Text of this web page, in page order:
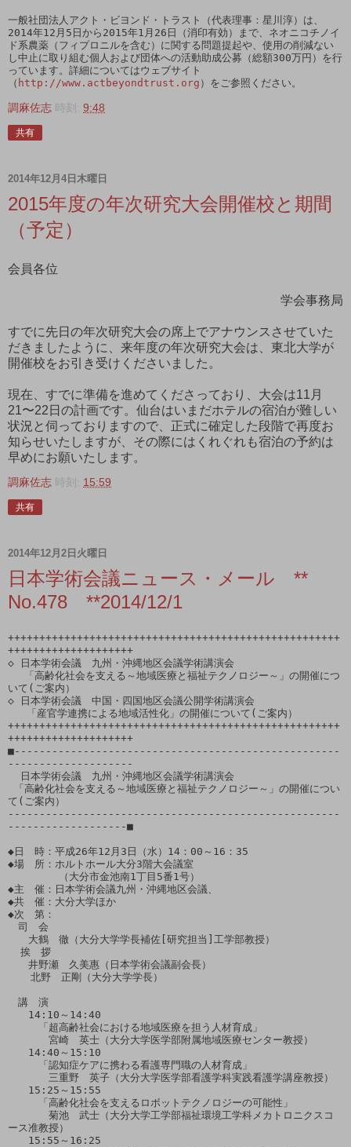
一般社団法人アクト・ビヨンド・トラスト（代表理事：星川淳）は、
2014年12月5日から2015年1月26日（消印有効）まで、ネオニコチノイ
ド系農薬（フィプロニルを含む）に関する問題提起や、使用の削減ない
し中止に取り組む個人および団体への活動助成公募（総額300万円）を行
っています。詳細についてはウェブサイト
（ http://www.actbeyondtrust.org ）をご参照ください。
調麻佐志 時刻: 9:48
共有
2014年12月4日木曜日
2015年度の年次研究大会開催校と期間
（予定）
会員各位
学会事務局
すでに先日の年次研究大会の席上でアナウンスさせていた
だきましたように、来年度の年次研究大会は、東北大学が
開催校をお引き受けくださいました。
現在、すでに準備を進めてくださっており、大会は11月
21〜22日の計画です。仙台はいまだホテルの宿泊が難しい
状況と伺っておりますので、正式に確定した段階で再度お
知らせいたしますが、その際にはくれぐれも宿泊の予約は
早めにお願いたします。
調麻佐志 時刻: 15:59
共有
2014年12月2日火曜日
日本学術会議ニュース・メール **
No.478 **2014/12/1
+++++++++++++++++++++++++++++++++++++++++++++++++++++
++++++++++++++++++++
◇ 日本学術会議　九州・沖縄地区会議学術講演会
いて(ご案内）
◇ 日本学術会議　中国・四国地区会議公開学術講演会
+++++++++++++++++++++++++++++++++++++++++++++++++++++
++++++++++++++++++++
■----------------------------------------------------
--------------------
て(ご案内）
-----------------------------------------------------
-------------------■
◆日　時：平成26年12月3日（水）14：00～16：35
◆場　所：ホルトホール大分3階大会議室
（大分市金池南1丁目5番1号）
◆主　催：日本学術会議九州・沖縄地区会議、
◆共　催：大分大学ほか
◆次　第：
司　会
大鶴　徹（大分大学学長補佐[研究担当]工学部教授）
井野瀬　久美惠（日本学術会議副会長）
北野　正剛（大分大学学長）
講　演
14:10～14:40
「超高齢社会における地域医療を担う人材育成」
宮崎　英士（大分大学医学部附属地域医療センター教授）
14:40～15:10
「認知症ケアに携わる看護専門職の人材育成」
三重野　英子（大分大学医学部看護学科実践看護学講座教授）
15:25～15:55
「高齢化社会を支えるロボットテクノロジーの可能性」
菊池　武士（大分大学工学部福祉環境工学科メカトロニクスコ
ース准教授）
15:55～16:25